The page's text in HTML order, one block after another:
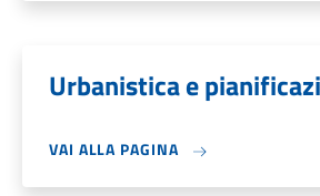
Urbanistica e
VAI ALLA PAGINA